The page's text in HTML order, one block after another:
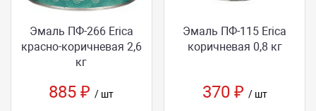
Эмаль ПФ-266 Еriса
красно-коричневая 2,6
кг
885 ₽/ шт
Эмаль ПФ-115 Erica
коричневая 0,8 кг
370 ₽ / шт